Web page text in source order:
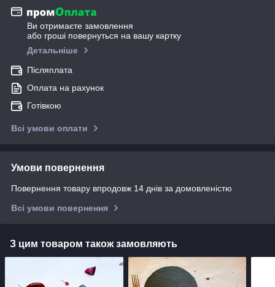
Ви отримаєте замовлення
або гроші повернуться на вашу картку
Детальніше
Післяплата
Оплата на рахунок
Готівкою
Всі умови оплати
Умови повернення
Повернення товару впродовж 14 днів за домовленістю
Всі умови повернення
З цим товаром також замовляють